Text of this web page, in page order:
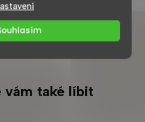
vám také líbit